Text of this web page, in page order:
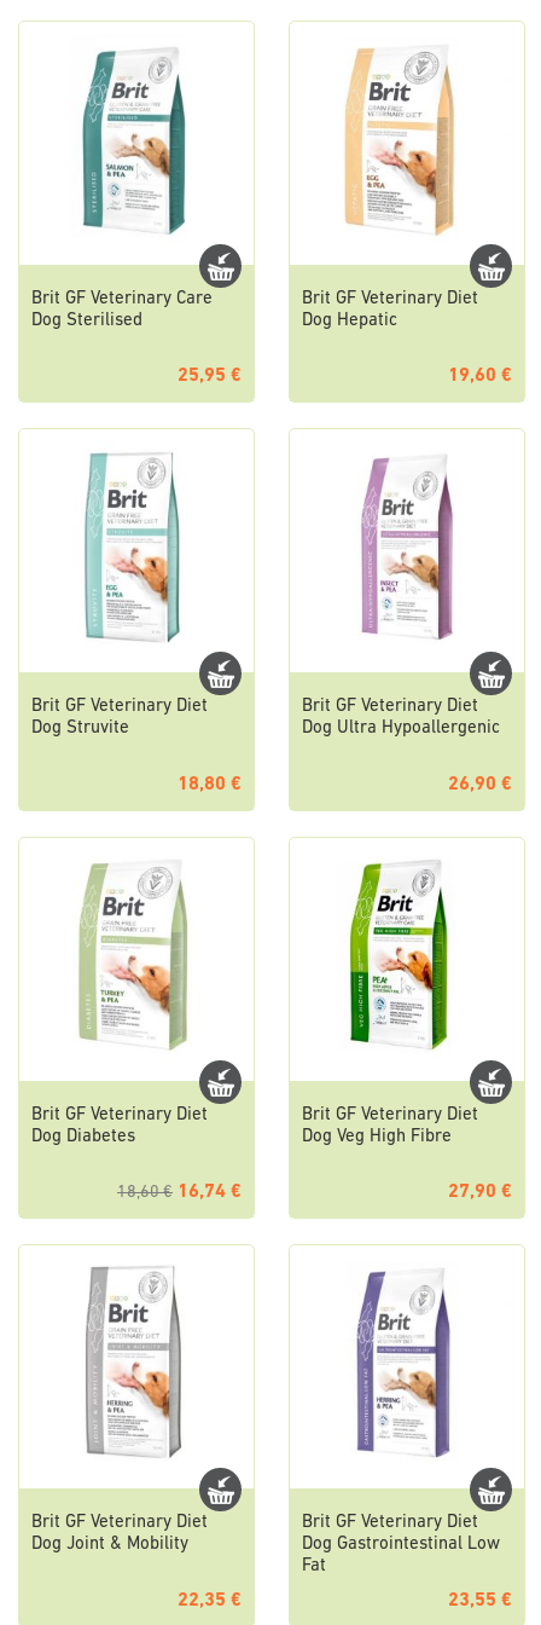
Brit GF Veterinary Care
Dog Sterilised
25,95 €
Brit GF Veterinary Diet
Dog Hepatic
19,60 €
Brit GF Veterinary Diet
Dog Struvite
18,80 €
Brit GF Veterinary Diet
Dog Ultra Hypoallergenic
26,90 €
Brit GF Veterinary Diet
Dog Diabetes
18,60 € 16,74 €
Brit GF Veterinary Diet
Dog Veg High Fibre
27,90 €
Brit GF Veterinary Diet
Dog Joint & Mobility
22,35 €
Brit GF Veterinary Diet
Dog Gastrointestinal Low
Fat
23,55 €